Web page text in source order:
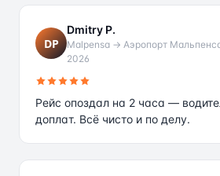
DP
Dmitry P.
Malpensa → Аэропорт
2026
Рейс опоздал на 2 часа —
доплат. Всё чисто и по делу.